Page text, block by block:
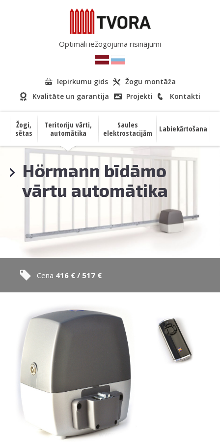
Optimāli iežogojuma risinājumi
Iepirkumu gids
Žogu montāža
Kvalitāte un garantija
Projekti Kontakti
Žogi,
sētas
Teritoriju vārti,
automātika
Saules
elektrostacijām
Labiekārtošana
Hörmann bīdāmo
vārtu automātika
Cena 416 € / 517 €